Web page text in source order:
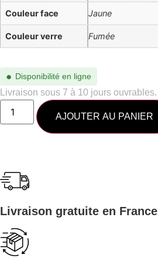
Couleur face Jaune
Couleur verre Fumée
● Disponibilité en ligne
Livraison sous 7 à 10 jours ouvrables.
AJOUTER AU PANIER
Livraison gratuite en France